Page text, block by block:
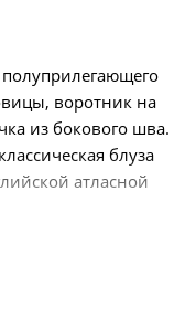
полуприлегающего
воротник на
из бокового шва.
блуза
атласной